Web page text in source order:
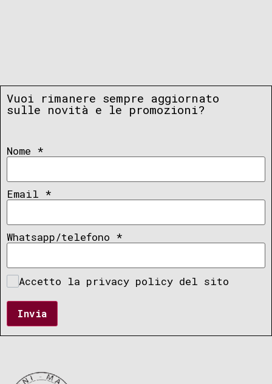
Vuoi rimanere sempre aggiornato
sulle novità e le promozioni?
Nome *
Email *
Whatsapp/telefono *
Accetto la privacy policy del sito
Invia